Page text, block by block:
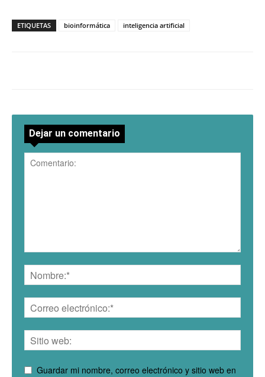
ETIQUETAS bioinformática inteligencia artificial
Dejar un comentario
Guardar mi nombre, correo electrónico y sitio web en